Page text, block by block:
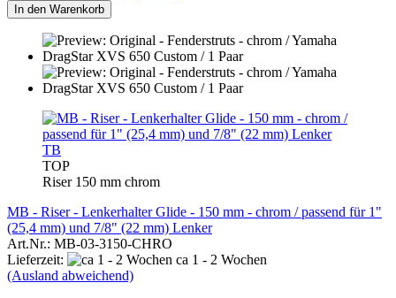
In den Warenkorb
TB
TOP
Riser 150 mm chrom
MB - Riser - Lenkerhalter Glide - 150 mm - chrom / passend für 1"
(25,4 mm) und 7/8" (22 mm) Lenker
Art.Nr.: MB-03-3150-CHRO
Lieferzeit:
ca 1 - 2 Wochen
(Ausland abweichend)